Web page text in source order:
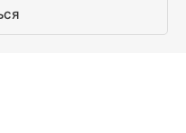
в горы над Сараево на
окруженный